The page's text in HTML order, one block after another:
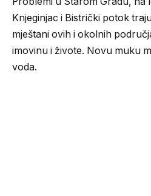
Knjeginjac i Bistrički potok
mještani ovih i okolnih
imovinu i živote. Novu muku
voda.